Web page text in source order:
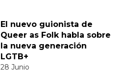
El nuevo guionista de
Queer as Folk habla sobre
la nueva generación
LGTB+
28 Junio